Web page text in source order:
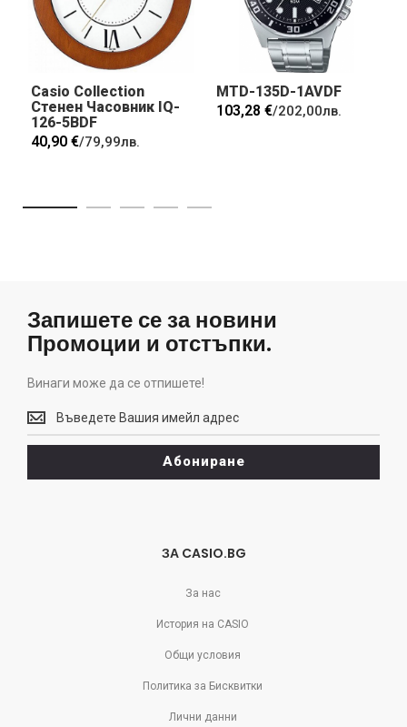
Casio Collection
Стенен Часовник IQ-
126-5BDF
40,90 €/79,99лв.
MTD-135D-1AVDF
103,28 €/202,00лв.
Запишете се за новини
Промоции и отстъпки.
Винаги може да се отпишете!
Винаги
може
да
отпишете!
Абониране
ЗА CASIO.BG
За нас
История на CASIO
Общи условия
Политика за Бисквитки
Лични данни